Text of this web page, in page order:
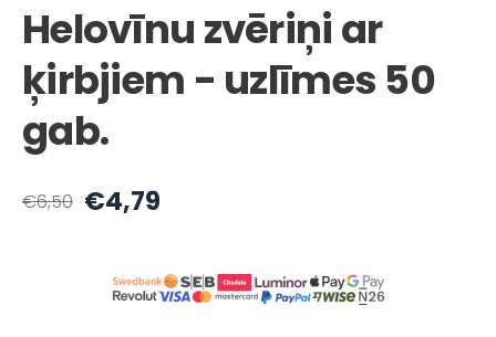
Helovīnu zvēriņi ar
ķirbjiem - uzlīmes 50
gab.
€6,50 €4,79